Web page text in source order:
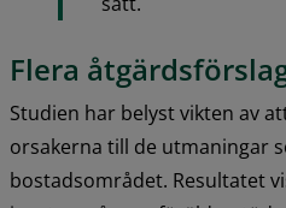
Flera
Studien har belyst vikten av
orsakerna till de utmaningar
bostadsområdet. Resultatet